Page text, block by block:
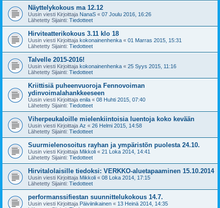
Näyttelykokous ma 12.12
Uusin viesti Kirjoittaja NanaS « 07 Joulu 2016, 16:26
Lähetetty Sijainti: Tiedotteet
Hirviteatterikokous 3.11 klo 18
Uusin viesti Kirjoittaja kokonainenhenka « 01 Marras 2015, 15:31
Lähetetty Sijainti: Tiedotteet
Talvelle 2015-2016!
Uusin viesti Kirjoittaja kokonainenhenka « 25 Syys 2015, 11:16
Lähetetty Sijainti: Tiedotteet
Kriittisiä puheenvuoroja Fennovoiman
ydinvoimalahankkeeseen
Uusin viesti Kirjoittaja enila « 08 Huhti 2015, 07:40
Lähetetty Sijainti: Tiedotteet
Viherpeukaloille mielenkiintoisia luentoja koko kevään
Uusin viesti Kirjoittaja Az « 26 Helmi 2015, 14:58
Lähetetty Sijainti: Tiedotteet
Suurmielenosoitus rayhan ja ympäristön puolesta 24.10.
Uusin viesti Kirjoittaja Mikkoli « 21 Loka 2014, 14:41
Lähetetty Sijainti: Tiedotteet
Hirvitalolaisille tiedoksi: VERKKO-aluetapaaminen 15.10.2014
Uusin viesti Kirjoittaja Mikkoli « 08 Loka 2014, 17:15
Lähetetty Sijainti: Tiedotteet
performanssifiestan suunnittelukokous 14.7.
Uusin viesti Kirjoittaja Päiviinikainen « 13 Heinä 2014, 14:35